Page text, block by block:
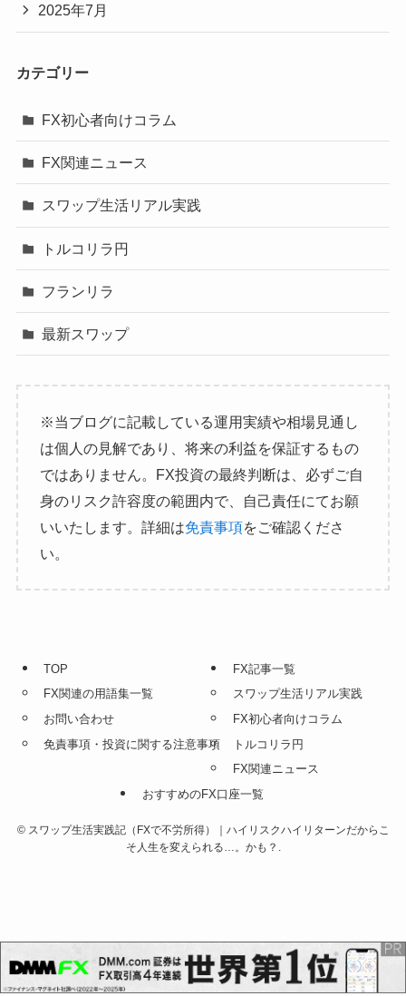
2025年7月
カテゴリー
FX初心者向けコラム
FX関連ニュース
スワップ生活リアル実践
トルコリラ円
フランリラ
最新スワップ
※当ブログに記載している運用実績や相場見通し
は個人の見解であり、将来の利益を保証するもの
ではありません。FX投資の最終判断は、必ずご自
身のリスク許容度の範囲内で、自己責任にてお願
いいたします。詳細は免責事項をご確認くださ
い。
TOP
FX関連の用語集一覧
お問い合わせ
免責事項・投資に関する注意事項
FX記事一覧
スワップ生活リアル実践
FX初心者向けコラム
トルコリラ円
FX関連ニュース
おすすめのFX口座一覧
©スワップ生活実践記（FXで不労所得）｜ハイリスクハイリターンだからこ
そ人生を変えられる…。かも？.